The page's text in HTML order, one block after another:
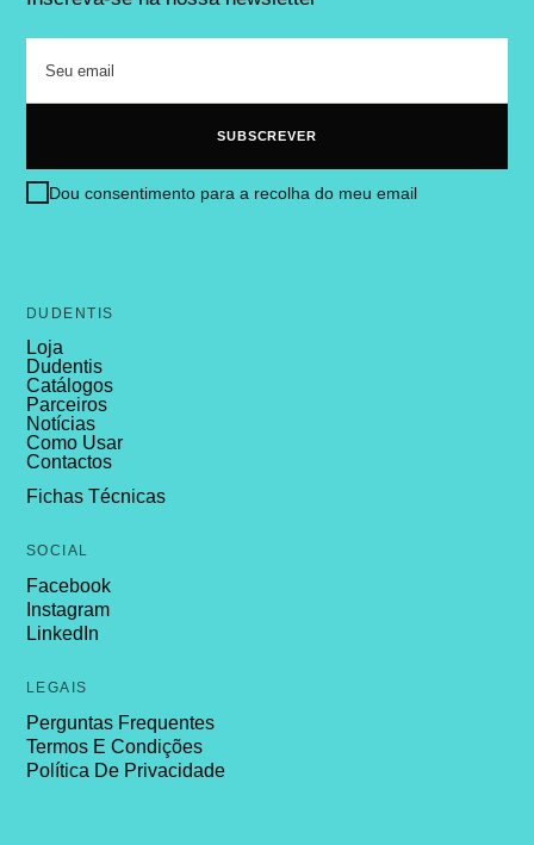
Dou consentimento para a recolha do meu email
DUDENTIS
Loja
Dudentis
Catálogos
Parceiros
Notícias
Como Usar
Contactos
Fichas Técnicas
SOCIAL
Facebook
Instagram
LinkedIn
LEGAIS
Perguntas Frequentes
Termos E Condições
Política De Privacidade